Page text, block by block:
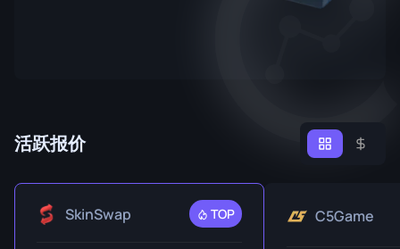
活跃报价
SkinSwap TOP C5Game